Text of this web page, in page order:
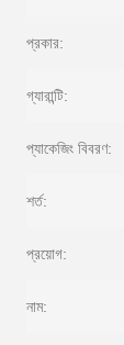
প্রকার:
গ্যারান্টি:
প্যাকেজিং বিবরণ:
শর্ত:
প্রয়োগ:
নাম: